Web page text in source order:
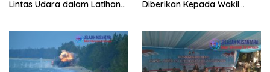
Lintas Udara dalam Latihan
Diberikan Kepada Wakil